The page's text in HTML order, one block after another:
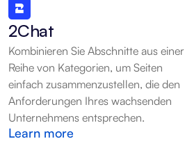
2Chat
Kombinieren Sie Abschnitte aus einer
Reihe von Kategorien, um Seiten
einfach zusammenzustellen, die den
Anforderungen Ihres wachsenden
Unternehmens entsprechen.
Learn more